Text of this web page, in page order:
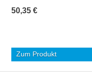
50,35 €
Zum Produkt